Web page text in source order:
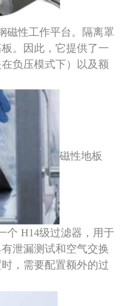
磁性工作平台。隔离罩
。因此，它提供了一
负压模式下）以及额
磁性地板
个 H14级过滤器，用于
泄漏测试和空气交换
，需要配置额外的过